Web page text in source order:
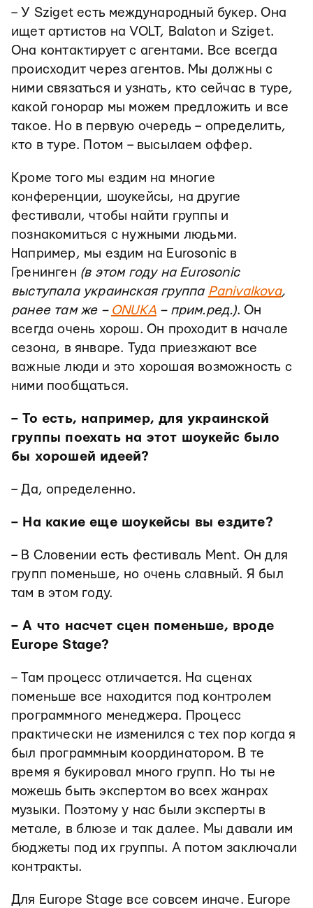
– У Sziget есть международный букер. Она
ищет артистов на VOLT, Balaton и Sziget.
Она контактирует с агентами. Все всегда
происходит через агентов. Мы должны с
ними связаться и узнать, кто сейчас в туре,
какой гонорар мы можем предложить и все
такое. Но в первую очередь – определить,
кто в туре. Потом – высылаем оффер.
Кроме того мы ездим на многие
конференции, шоукейсы, на другие
фестивали, чтобы найти группы и
познакомиться с нужными людьми.
Например, мы ездим на Eurosonic в
Гренинген (в этом году на Eurosonic
выступала украинская группа Panivalkova,
ранее там же – ONUKA – прим.ред.). Он
всегда очень хорош. Он проходит в начале
сезона, в январе. Туда приезжают все
важные люди и это хорошая возможность с
ними пообщаться.
– То есть, например, для украинской
группы поехать на этот шоукейс было
бы хорошей идеей?
– Да, определенно.
– На какие еще шоукейсы вы ездите?
– В Словении есть фестиваль Ment. Он для
групп поменьше, но очень славный. Я был
там в этом году.
– А что насчет сцен поменьше, вроде
Europe Stage?
– Там процесс отличается. На сценах
поменьше все находится под контролем
программного менеджера. Процесс
практически не изменился с тех пор когда я
был программным координатором. В те
время я букировал много групп. Но ты не
можешь быть экспертом во всех жанрах
музыки. Поэтому у нас были эксперты в
метале, в блюзе и так далее. Мы давали им
бюджеты под их группы. А потом заключали
контракты.
Для Europe Stage все совсем иначе. Europe